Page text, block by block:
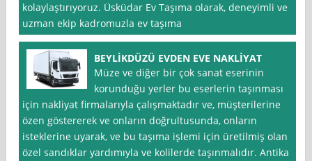
kolaylaştırıyoruz. Üsküdar Ev Taşıma olarak, deneyimli ve
uzman ekip kadromuzla ev taşıma
BEYLİKDÜZÜ EVDEN EVE NAKLİYAT
Müze ve diğer bir çok sanat eserinin
korunduğu yerler bu eserlerin taşınması
için nakliyat firmalarıyla çalışmaktadır ve, müşterilerine
özen göstererek ve onların doğrultusunda, onların
isteklerine uyarak, ve bu taşıma işlemi için üretilmiş olan
özel sandıklar yardımıyla ve kolilerde taşınmalıdır. Antika